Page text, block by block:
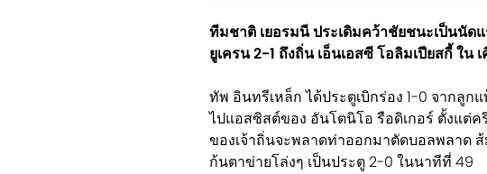
ทีมชาติ เยอรมนี ประเดิมคว้าชัยชนะเป็นนัด
ยูเครน 2-1 ถึงถิ่น เอ็นเอสซี โอลิมเปียสกี้ ใน
ทัพ อินทรีเหล็ก ได้ประตูเบิกร่อง 1-0 จากลู
ไปแอสซิสต์ของ อันโตนิโอ รือดิเกอร์ ตั้งแต่
ของเจ้าถิ่นจะพลาดท่าออกมาตัดบอลพลาด
ก้นตาข่ายโล่งๆ เป็นประตู 2-0 ในนาทีที่ 49